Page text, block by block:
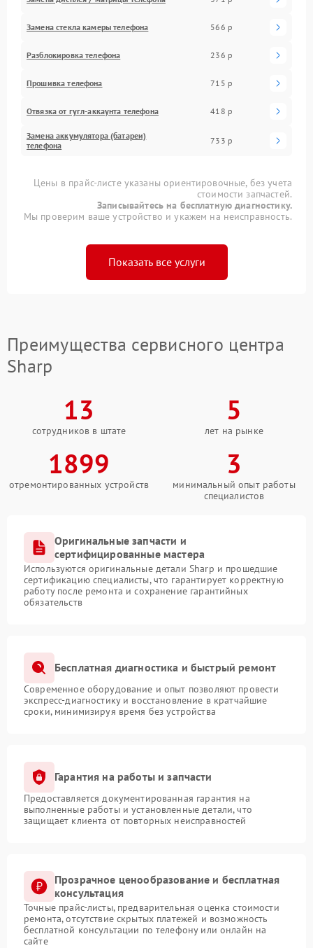
Замена стекла камеры телефона 566 р
Разблокировка телефона 236 р
Прошивка телефона 715 р
Отвязка от гугл-аккаунта телефона 418 р
Замена аккумулятора (батареи)
телефона
733 р
Цены в прайс-листе указаны ориентировочные, без учета
стоимости запчастей.
Записывайтесь на бесплатную диагностику.
Мы проверим ваше устройство и укажем на неисправность.
Показать все услуги
Преимущества сервисного центра
Sharp
13
сотрудников в штате
5
лет на рынке
1899
отремонтированных устройств
3
минимальный опыт работы
специалистов
Оригинальные запчасти и
сертифицированные мастера
Используются оригинальные детали Sharp и прошедшие
сертификацию специалисты, что гарантирует корректную
работу после ремонта и сохранение гарантийных
обязательств
Бесплатная диагностика и быстрый ремонт
Современное оборудование и опыт позволяют провести
экспресс-диагностику и восстановление в кратчайшие
сроки, минимизируя время без устройства
Гарантия на работы и запчасти
Предоставляется документированная гарантия на
выполненные работы и установленные детали, что
защищает клиента от повторных неисправностей
Прозрачное ценообразование и бесплатная
консультация
Точные прайс-листы, предварительная оценка стоимости
ремонта, отсутствие скрытых платежей и возможность
бесплатной консультации по телефону или онлайн на
сайте